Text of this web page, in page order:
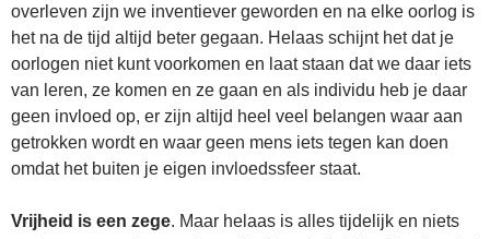
overleven zijn we inventiever geworden en na elke oorlog is
het na de tijd altijd beter gegaan. Helaas schijnt het dat je
oorlogen niet kunt voorkomen en laat staan dat we daar iets
van leren, ze komen en ze gaan en als individu heb je daar
geen invloed op, er zijn altijd heel veel belangen waar aan
getrokken wordt en waar geen mens iets tegen kan doen
omdat het buiten je eigen invloedssfeer staat.
Vrijheid is een zege. Maar helaas is alles tijdelijk en niets